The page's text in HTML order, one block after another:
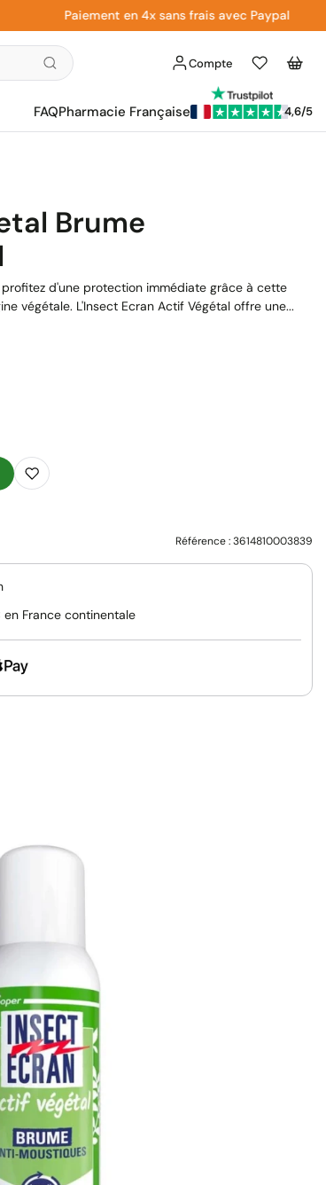
Paiement en 4x sans frais avec Paypal
Compte
Liste
d'envies
Panier
FAQPharmacie Française 4,6/5
Brume
d'une protection immédiate grâce à cette
végétale. L'Insect Ecran Actif Végétal offre une...
Référence :3614810003839
France continentale